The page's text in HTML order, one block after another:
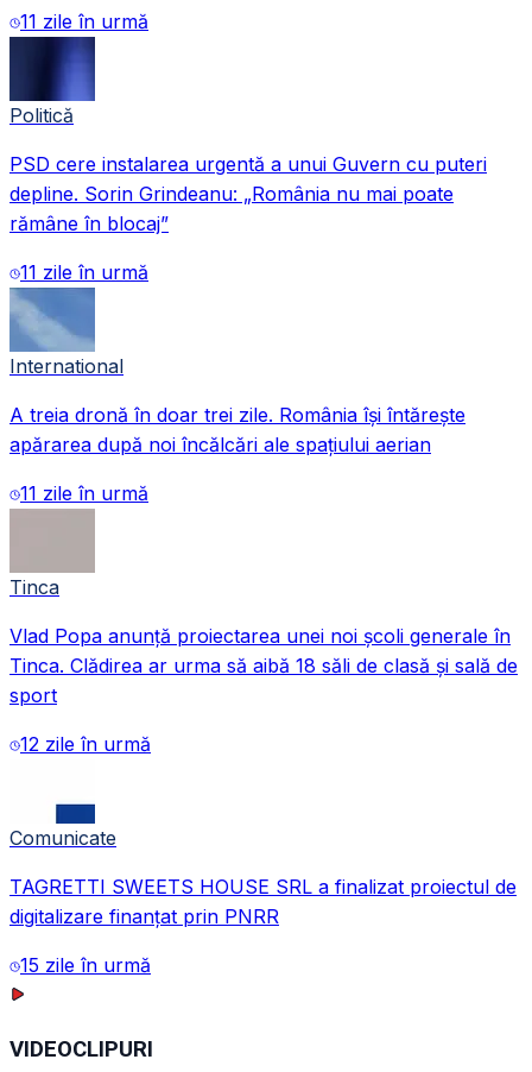
11 zile în urmă
Politică
PSD cere instalarea urgentă a unui Guvern cu puteri
depline. Sorin Grindeanu: „România nu mai poate
rămâne în blocaj”
11 zile în urmă
International
A treia dronă în doar trei zile. România își întărește
apărarea după noi încălcări ale spațiului aerian
11 zile în urmă
Tinca
Vlad Popa anunță proiectarea unei noi școli generale în
Tinca. Clădirea ar urma să aibă 18 săli de clasă și sală de
sport
12 zile în urmă
Comunicate
TAGRETTI SWEETS HOUSE SRL a finalizat proiectul de
digitalizare finanțat prin PNRR
15 zile în urmă
VIDEOCLIPURI